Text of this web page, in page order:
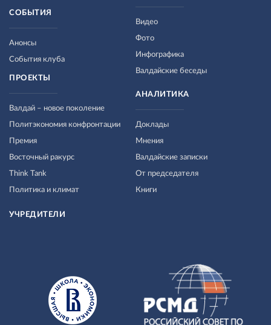
Видео
Фото
Инфографика
Валдайские беседы
СОБЫТИЯ
Анонсы
События клуба
ПРОЕКТЫ
Валдай – новое поколение
Политэкономия конфронтации
Премия
Восточный ракурс
Think Tank
Политика и климат
АНАЛИТИКА
Доклады
Мнения
Валдайские записки
От председателя
Книги
УЧРЕДИТЕЛИ